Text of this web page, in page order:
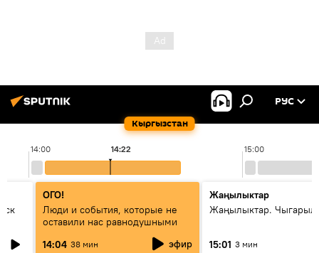
Кыргызстан
РУС
14:00 15:00
14:22
ОГО!
Люди и события, которые не
оставили нас равнодушными
14:04 38 мин эфир
Жаңылыктар
Жаңылыктар.
15:01 3 мин